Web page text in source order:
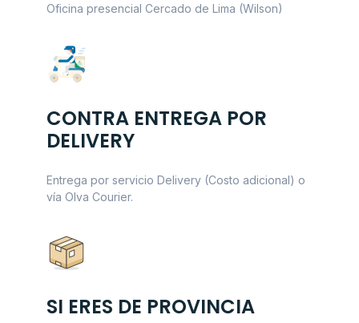
Oficina presencial Cercado de Lima (Wilson)
CONTRA ENTREGA POR
DELIVERY
Entrega por servicio Delivery (Costo adicional) o
vía Olva Courier.
SI ERES DE PROVINCIA